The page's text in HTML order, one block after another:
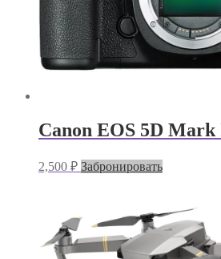
Canon EOS 5D
2,500 ₽ Забронировать